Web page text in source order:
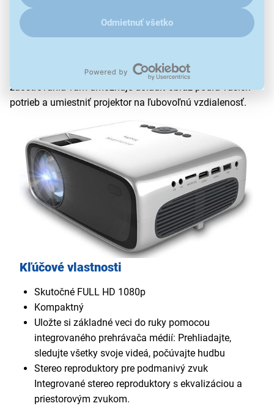
Odmietnuť všetko
hranie hier.
JEDNODUCHÉ NASTAVENIE
lichobežníkového skreslenia v kombinácii s technológiou
zaostrovania vám umožňuje doladiť obraz podľa vašich
potrieb a umiestniť projektor na ľubovoľnú vzdialenosť.
Kľúčové vlastnosti
Skutočné FULL HD 1080p
Kompaktný
Uložte si základné veci do ruky pomocou
integrovaného prehrávača médií: Prehliadajte,
sledujte všetky svoje videá, počúvajte hudbu
Stereo reproduktory pre podmanivý zvuk
Integrované stereo reproduktory s ekvalizáciou a
priestorovým zvukom.